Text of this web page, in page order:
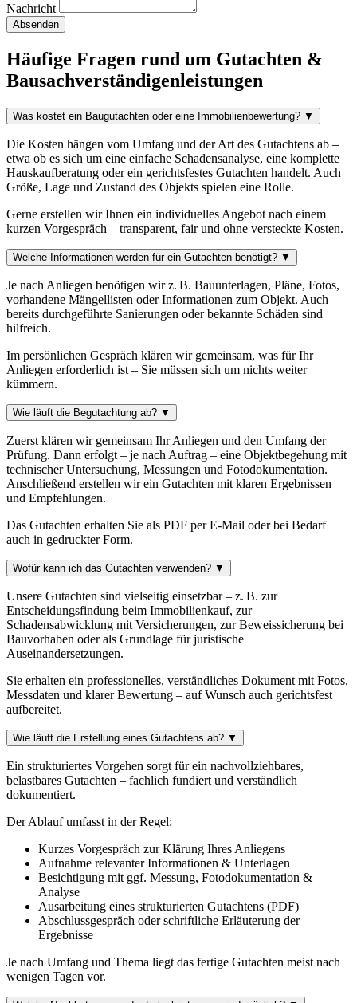
Nachricht
Absenden
Häufige Fragen rund um Gutachten &
Bausachverständigenleistungen
Was kostet ein Baugutachten oder eine Immobilienbewertung? ▼
Die Kosten hängen vom Umfang und der Art des Gutachtens ab –
etwa ob es sich um eine einfache Schadensanalyse, eine komplette
Hauskaufberatung oder ein gerichtsfestes Gutachten handelt. Auch
Größe, Lage und Zustand des Objekts spielen eine Rolle.
Gerne erstellen wir Ihnen ein individuelles Angebot nach einem
kurzen Vorgespräch – transparent, fair und ohne versteckte Kosten.
Welche Informationen werden für ein Gutachten benötigt? ▼
Je nach Anliegen benötigen wir z. B. Bauunterlagen, Pläne, Fotos,
vorhandene Mängellisten oder Informationen zum Objekt. Auch
bereits durchgeführte Sanierungen oder bekannte Schäden sind
hilfreich.
Im persönlichen Gespräch klären wir gemeinsam, was für Ihr
Anliegen erforderlich ist – Sie müssen sich um nichts weiter
kümmern.
Wie läuft die Begutachtung ab? ▼
Zuerst klären wir gemeinsam Ihr Anliegen und den Umfang der
Prüfung. Dann erfolgt – je nach Auftrag – eine Objektbegehung mit
technischer Untersuchung, Messungen und Fotodokumentation.
Anschließend erstellen wir ein Gutachten mit klaren Ergebnissen
und Empfehlungen.
Das Gutachten erhalten Sie als PDF per E-Mail oder bei Bedarf
auch in gedruckter Form.
Wofür kann ich das Gutachten verwenden? ▼
Unsere Gutachten sind vielseitig einsetzbar – z. B. zur
Entscheidungsfindung beim Immobilienkauf, zur
Schadensabwicklung mit Versicherungen, zur Beweissicherung bei
Bauvorhaben oder als Grundlage für juristische
Auseinandersetzungen.
Sie erhalten ein professionelles, verständliches Dokument mit Fotos,
Messdaten und klarer Bewertung – auf Wunsch auch gerichtsfest
aufbereitet.
Wie läuft die Erstellung eines Gutachtens ab? ▼
Ein strukturiertes Vorgehen sorgt für ein nachvollziehbares,
belastbares Gutachten – fachlich fundiert und verständlich
dokumentiert.
Der Ablauf umfasst in der Regel:
Kurzes Vorgespräch zur Klärung Ihres Anliegens
Aufnahme relevanter Informationen & Unterlagen
Besichtigung mit ggf. Messung, Fotodokumentation &
Analyse
Ausarbeitung eines strukturierten Gutachtens (PDF)
Abschlussgespräch oder schriftliche Erläuterung der
Ergebnisse
Je nach Umfang und Thema liegt das fertige Gutachten meist nach
wenigen Tagen vor.